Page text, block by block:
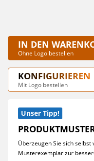
IN DEN
Ohne Logo bestellen
KONFIGURIEREN
Mit Logo bestellen
Unser Tipp!
Überzeugen Sie sich
Musterexemplar zur